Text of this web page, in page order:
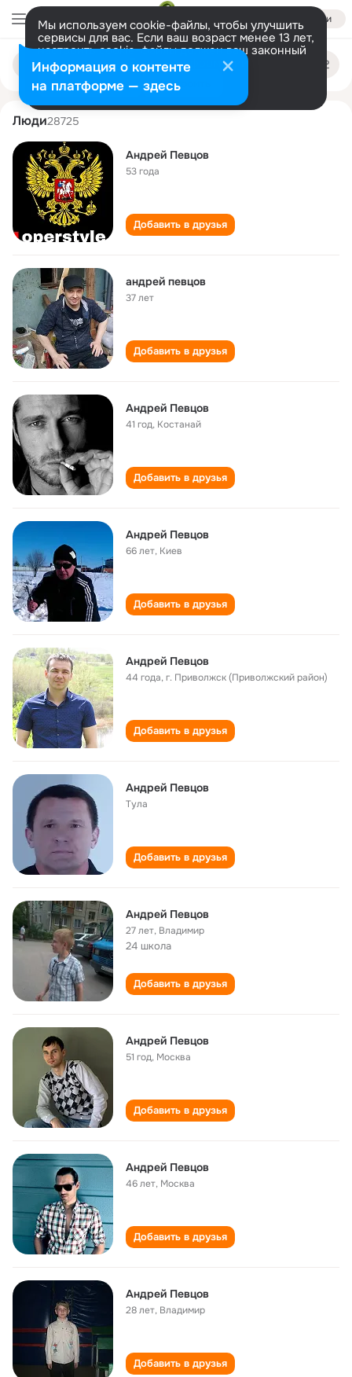
Войти
Мы используем cookie-файлы, чтобы улучшить
сервисы для вас. Если ваш возраст менее 13 лет,
настроить cookie-файлы должен ваш законный
представитель. Больше информации
Разрешить все Настроить
Поиск
людям
andrey pevtsov
Люди28725
Андрей Певцов
53 года
Добавить в друзья
андрей певцов
37 лет
Добавить в друзья
Андрей Певцов
41 год, Костанай
Добавить в друзья
Андрей Певцов
66 лет, Киев
Добавить в друзья
Андрей Певцов
44 года,г. Приволжск (Приволжский район)
Добавить в друзья
Андрей Певцов
Тула
Добавить в друзья
Андрей Певцов
27 лет, Владимир
24 школа
Добавить в друзья
Андрей Певцов
51 год, Москва
Добавить в друзья
Андрей Певцов
46 лет, Москва
Добавить в друзья
Андрей Певцов
28 лет, Владимир
Добавить в друзья
Информация о контенте
на платформе — здесь